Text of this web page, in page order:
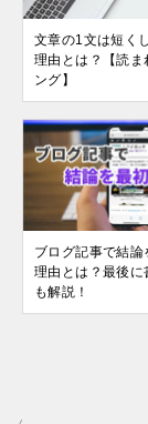
文章の1文は短く
理由とは？【読ま
ング】
ブログ記事で結論
理由とは？最後に
も解説！